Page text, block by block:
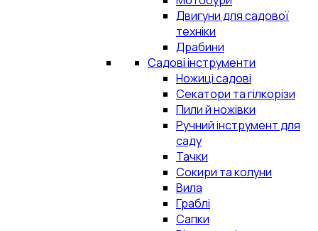
Двигуни для садової
техніки
Драбини
Садові інструменти
Ножиці садові
Секатори та гілкорізи
Пили й ножівки
Ручний інструмент для
саду
Тачки
Сокири та колуни
Вила
Граблі
Сапки